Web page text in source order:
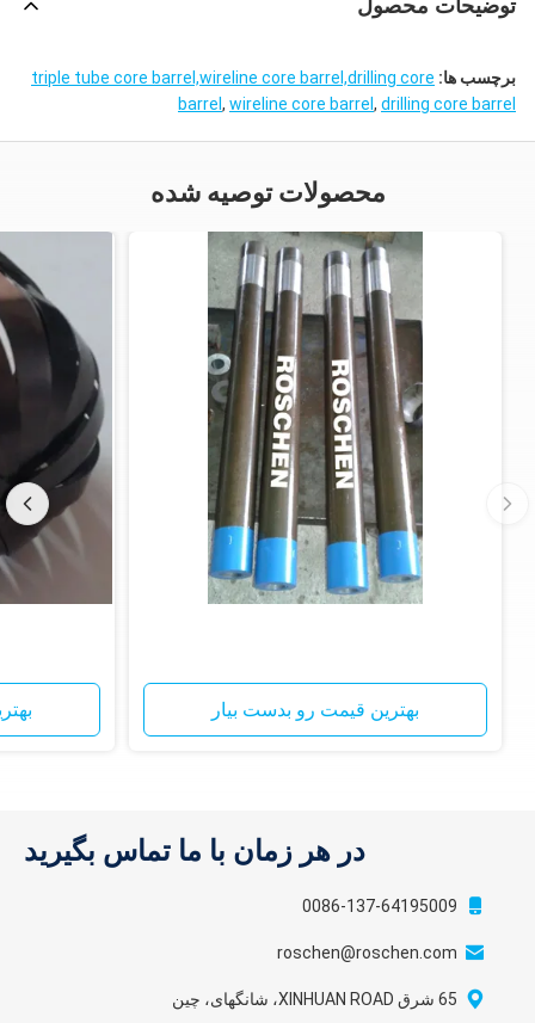
توضیحات محصول
برچسب ها: triple tube core barrel,wireline core barrel,drilling core
barrel , wireline core barrel , drilling core barrel
محصولات توصیه شده
بهترین قیمت رو بدست بیار
در هر زمان با ما تماس بگیرید
0086-137-64195009
roschen@roschen.com
65 شرق XINHUAN ROAD، شانگهای، چین